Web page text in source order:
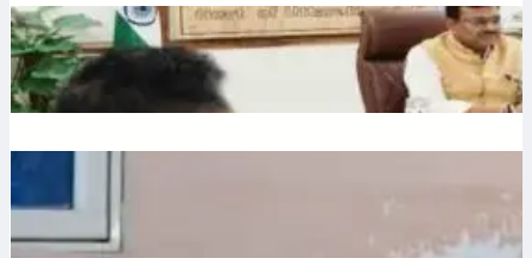
Water: उत्तराखंड में भूजल संरक्षण पर जोर, मुख्य सचिव ने दिए सख्त निर्देश
July 10, 2026 Ronit Sharma
July 9, 2026